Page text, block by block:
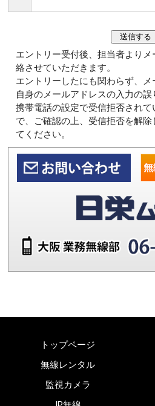
エントリー受付後、担当者より
絡させていただきます。
エントリーしたにも関わらず、
自身のメールアドレスの入力の
携帯電話の設定で受信拒否され
で、ご確認の上、受信拒否を解
てください。
トップページ
無線レンタル
監視カメラ